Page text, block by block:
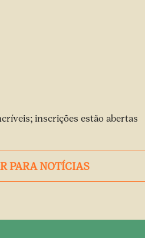
inscrições estão abertas
PARA NOTÍCIAS